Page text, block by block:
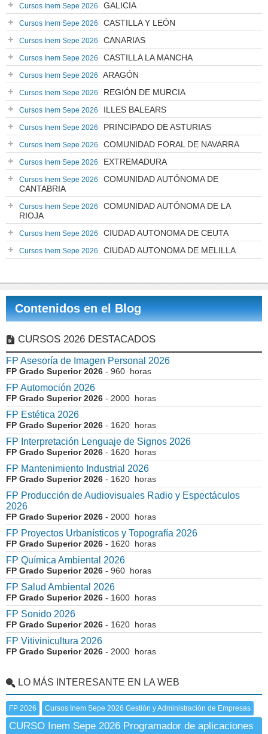
Cursos Inem Sepe 2026 GALICIA
Cursos Inem Sepe 2026 CASTILLA Y LEÓN
Cursos Inem Sepe 2026 CANARIAS
Cursos Inem Sepe 2026 CASTILLA LA MANCHA
Cursos Inem Sepe 2026 ARAGÓN
Cursos Inem Sepe 2026 REGIÓN DE MURCIA
Cursos Inem Sepe 2026 ILLES BALEARS
Cursos Inem Sepe 2026 PRINCIPADO DE ASTURIAS
Cursos Inem Sepe 2026 COMUNIDAD FORAL DE NAVARRA
Cursos Inem Sepe 2026 EXTREMADURA
Cursos Inem Sepe 2026
COMUNIDAD AUTÓNOMA DE
CANTABRIA
Cursos Inem Sepe 2026
COMUNIDAD AUTÓNOMA DE LA
RIOJA
Cursos Inem Sepe 2026 CIUDAD AUTONOMA DE CEUTA
Cursos Inem Sepe 2026 CIUDAD AUTONOMA DE MELILLA
Contenidos en el Blog
CURSOS 2026 DESTACADOS
FP Asesoría de Imagen Personal 2026
FP Grado Superior 2026 - 960 horas
FP Automoción 2026
FP Grado Superior 2026 - 2000 horas
FP Estética 2026
FP Grado Superior 2026 - 1620 horas
FP Interpretación Lenguaje de Signos 2026
FP Grado Superior 2026 - 1620 horas
FP Mantenimiento Industrial 2026
FP Grado Superior 2026 - 1620 horas
FP Producción de Audiovisuales Radio y Espectáculos
2026
FP Grado Superior 2026 - 2000 horas
FP Proyectos Urbanísticos y Topografía 2026
FP Grado Superior 2026 - 1620 horas
FP Química Ambiental 2026
FP Grado Superior 2026 - 960 horas
FP Salud Ambiental 2026
FP Grado Superior 2026 - 1600 horas
FP Sonido 2026
FP Grado Superior 2026 - 1620 horas
FP Vitivinicultura 2026
FP Grado Superior 2026 - 2000 horas
LO MÁS INTERESANTE EN LA WEB
FP 2026 Cursos Inem Sepe 2026 Gestión y Administración de Empresas
CURSO Inem Sepe 2026 Programador de aplicaciones